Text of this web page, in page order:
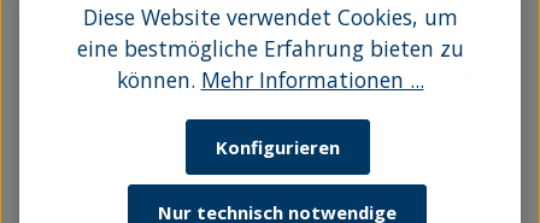
Im Band 27 der "Beiträge der Fritz Reuter
Gesellschaft" sind die Druckfassungen der
während der Reuter-Tage 2016 in Güstrow…
Diese Website verwendet Cookies, um
eine bestmögliche Erfahrung bieten zu
können. Mehr Informationen ...
Nur technisch notwendige
Konfigurieren